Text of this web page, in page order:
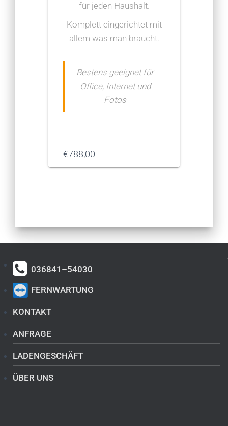
für jeden Haushalt.
Komplett eingerichtet mit
allem was man braucht.
Bestens geeignet für
Office, Internet und
Fotos
€788,00
036841–54030
FERNWARTUNG
KONTAKT
ANFRAGE
LADENGESCHÄFT
ÜBER UNS